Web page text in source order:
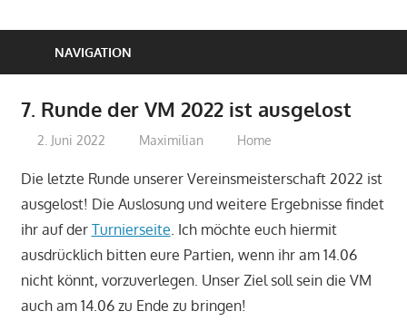
NAVIGATION
7. Runde der VM 2022 ist ausgelost
2. Juni 2022 Maximilian Home
Die letzte Runde unserer Vereinsmeisterschaft 2022 ist
ausgelost! Die Auslosung und weitere Ergebnisse findet
ihr auf der Turnierseite . Ich möchte euch hiermit
ausdrücklich bitten eure Partien, wenn ihr am 14.06
nicht könnt, vorzuverlegen. Unser Ziel soll sein die VM
auch am 14.06 zu Ende zu bringen!